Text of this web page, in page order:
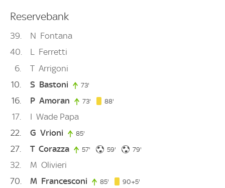
Reservebank
39 N Fontana
40
L Ferretti
6
T Arrigoni
10
S Bastoni 73'
16 P Amoran 73' 73. minute
88'
17 I Wade Papa
22
G Vrioni 85'
27 T Corazza 57' 57. minute
59' 59. minute
79'
32 M Olivieri
70
M Francesconi 85' 85. minute
90+5'